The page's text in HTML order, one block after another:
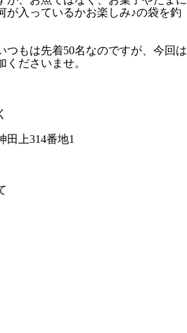
が入っているかお楽しみ♪の袋を釣
つもは先着50名なのですが、今回は
くださいませ。
田上314番地1